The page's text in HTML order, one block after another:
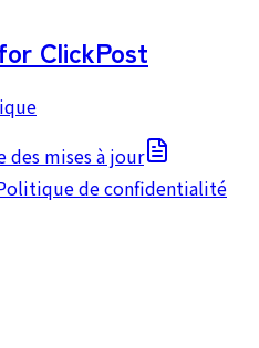
ClickPost
des mises à jour
de confidentialité